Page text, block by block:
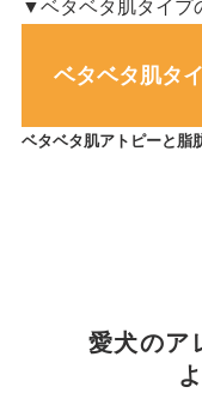
▼ベタベタ肌タイプ
ベタベタ肌タ
ベタベタ肌アトピーと脂
愛犬のア